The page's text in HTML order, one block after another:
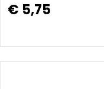
€ 5,75